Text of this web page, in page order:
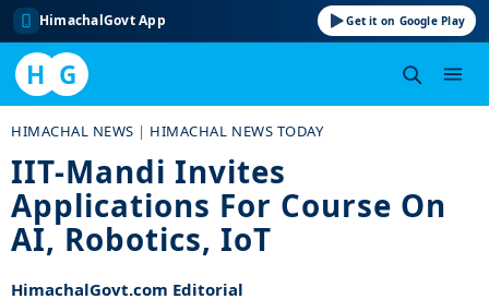
HimachalGovt App Get it on Google Play
H G
content
HIMACHAL NEWS | HIMACHAL NEWS TODAY
IIT-Mandi Invites
Applications For Course On
AI, Robotics, IoT
HimachalGovt.com Editorial